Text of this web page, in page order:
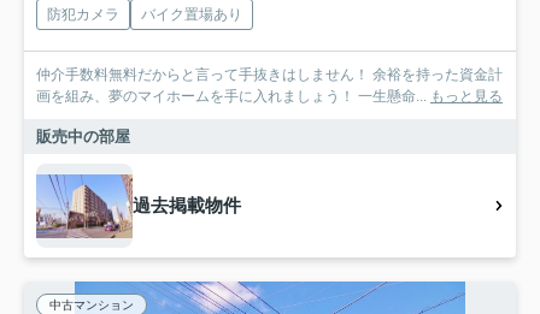
防犯カメラ
バイク置場あり
仲介手数料無料だからと言って手抜きはしません！ 余裕を持った資金計
画を組み、夢のマイホームを手に入れましょう！ 一生懸命... もっと見る
販売中の部屋
過去掲載物件
中古マンション